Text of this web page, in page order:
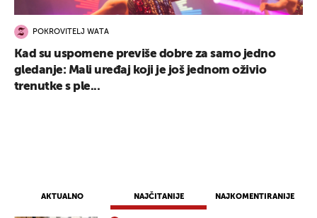
AKTUALNO NAJČITANIJE NAJKOMENTIRANIJE
POKROVITELJ WATA
Kad su uspomene previše dobre za samo jedno
gledanje: Mali uređaj koji je još jednom oživio
trenutke s ple...